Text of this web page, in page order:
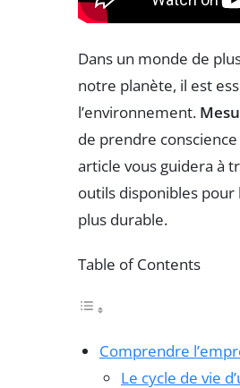
Dans un monde de
notre planète, il est
l’environnement.
de prendre
article vous guidera à
outils disponibles
plus durable.
Table of Contents
Comprendre
Le cycle de vie